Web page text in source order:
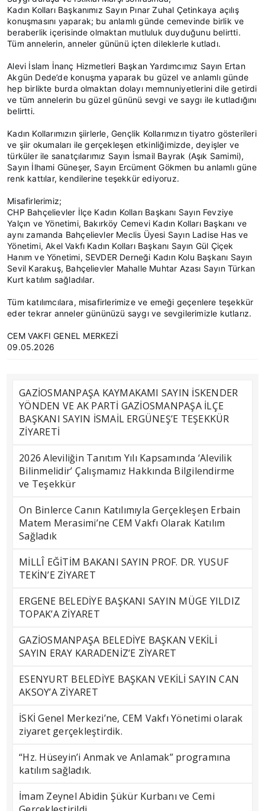
Kadın Kolları Başkanımız Sayın Pınar Zuhal Çetinkaya açılış
konuşmasını yaparak; bu anlamlı günde cemevinde birlik ve
beraberlik içerisinde olmaktan mutluluk duyduğunu belirtti.
Tüm annelerin, anneler gününü içten dileklerle kutladı.
Alevi İslam İnanç Hizmetleri Başkan Yardımcımız Sayın Ertan
Akgün Dede’de konuşma yaparak bu güzel ve anlamlı günde
hep birlikte burda olmaktan dolayı memnuniyetlerini dile getirdi
ve tüm annelerin bu güzel gününü sevgi ve saygı ile kutladığını
belirtti.
Kadın Kollarımızın şiirlerle, Gençlik Kollarımızın tiyatro gösterileri
ve şiir okumaları ile gerçekleşen etkinliğimizde, deyişler ve
türküler ile sanatçılarımız Sayın İsmail Bayrak (Aşık Samimi),
Sayın İlhami Güneşer, Sayın Ercüment Gökmen bu anlamlı güne
renk kattılar, kendilerine teşekkür ediyoruz.
Misafirlerimiz;
CHP Bahçelievler İlçe Kadın Kolları Başkanı Sayın Fevziye
Yalçın ve Yönetimi, Bakırköy Cemevi Kadın Kolları Başkanı ve
aynı zamanda Bahçelievler Meclis Üyesi Sayın Ladise Has ve
Yönetimi, Akel Vakfı Kadın Kolları Başkanı Sayın Gül Çiçek
Hanım ve Yönetimi, SEVDER Derneği Kadın Kolu Başkanı Sayın
Sevil Karakuş, Bahçelievler Mahalle Muhtar Azası Sayın Türkan
Kurt katılım sağladılar.
Tüm katılımcılara, misafirlerimize ve emeği geçenlere teşekkür
eder tekrar anneler gününüzü saygı ve sevgilerimizle kutlarız.
CEM VAKFI GENEL MERKEZİ
09.05.2026
GAZİOSMANPAŞA KAYMAKAMI SAYIN İSKENDER
YÖNDEN VE AK PARTİ GAZİOSMANPAŞA İLÇE
BAŞKANI SAYIN İSMAİL ERGÜNEŞ’E TEŞEKKÜR
ZİYARETİ
2026 Aleviliğin Tanıtım Yılı Kapsamında ‘Alevilik
Bilinmelidir’ Çalışmamız Hakkında Bilgilendirme
ve Teşekkür
On Binlerce Canın Katılımıyla Gerçekleşen Erbain
Matem Merasimi’ne CEM Vakfı Olarak Katılım
Sağladık
MİLLÎ EĞİTİM BAKANI SAYIN PROF. DR. YUSUF
TEKİN’E ZİYARET
ERGENE BELEDİYE BAŞKANI SAYIN MÜGE YILDIZ
TOPAK’A ZİYARET
GAZİOSMANPAŞA BELEDİYE BAŞKAN VEKİLİ
SAYIN ERAY KARADENİZ’E ZİYARET
ESENYURT BELEDİYE BAŞKAN VEKİLİ SAYIN CAN
AKSOY’A ZİYARET
İSKİ Genel Merkezi’ne, CEM Vakfı Yönetimi olarak
ziyaret gerçekleştirdik.
“Hz. Hüseyin’i Anmak ve Anlamak” programına
katılım sağladık.
İmam Zeynel Abidin Şükür Kurbanı ve Cemi